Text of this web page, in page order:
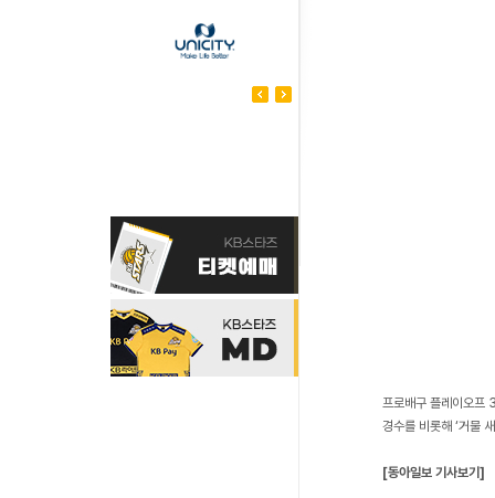
프로배구 플레이오프
경수를 비롯해 ‘거물
[동아일보 기사보기]